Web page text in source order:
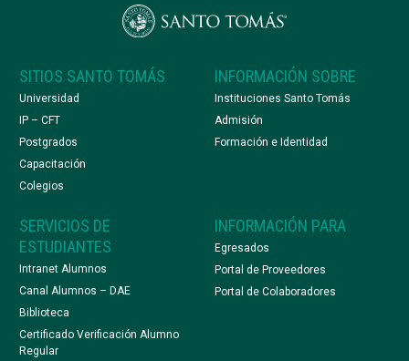
SITIOS SANTO TOMÁS
Universidad
IP – CFT
Postgrados
Capacitación
Colegios
INFORMACIÓN SOBRE
Instituciones Santo Tomás
Admisión
Formación e Identidad
SERVICIOS DE
ESTUDIANTES
Intranet Alumnos
Canal Alumnos – DAE
Biblioteca
Certificado Verificación Alumno
Regular
INFORMACIÓN PARA
Egresados
Portal de Proveedores
Portal de Colaboradores